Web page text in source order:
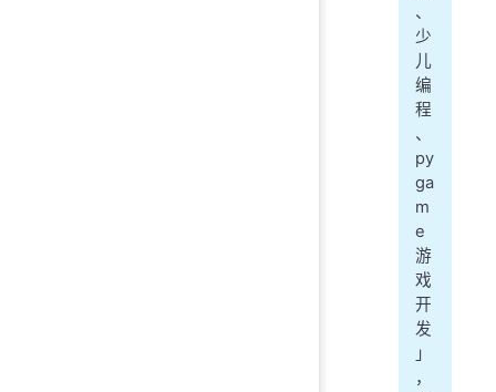
、
少
儿
编
程
、
py
ga
m
e
游
戏
开
发
」
，